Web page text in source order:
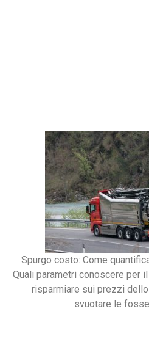
Spurgo costo: Come
Quali parametri conoscere per
risparmiare sui prezzi
svuotare le